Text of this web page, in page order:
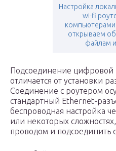
Настройка
wi-fi
компьютерами
открываем
файлам
Подсоединение цифровой
отличается от установки
Соединение с роутером
стандартный Ethernet-
беспроводная настройка
или некоторых
проводом и подсоединить